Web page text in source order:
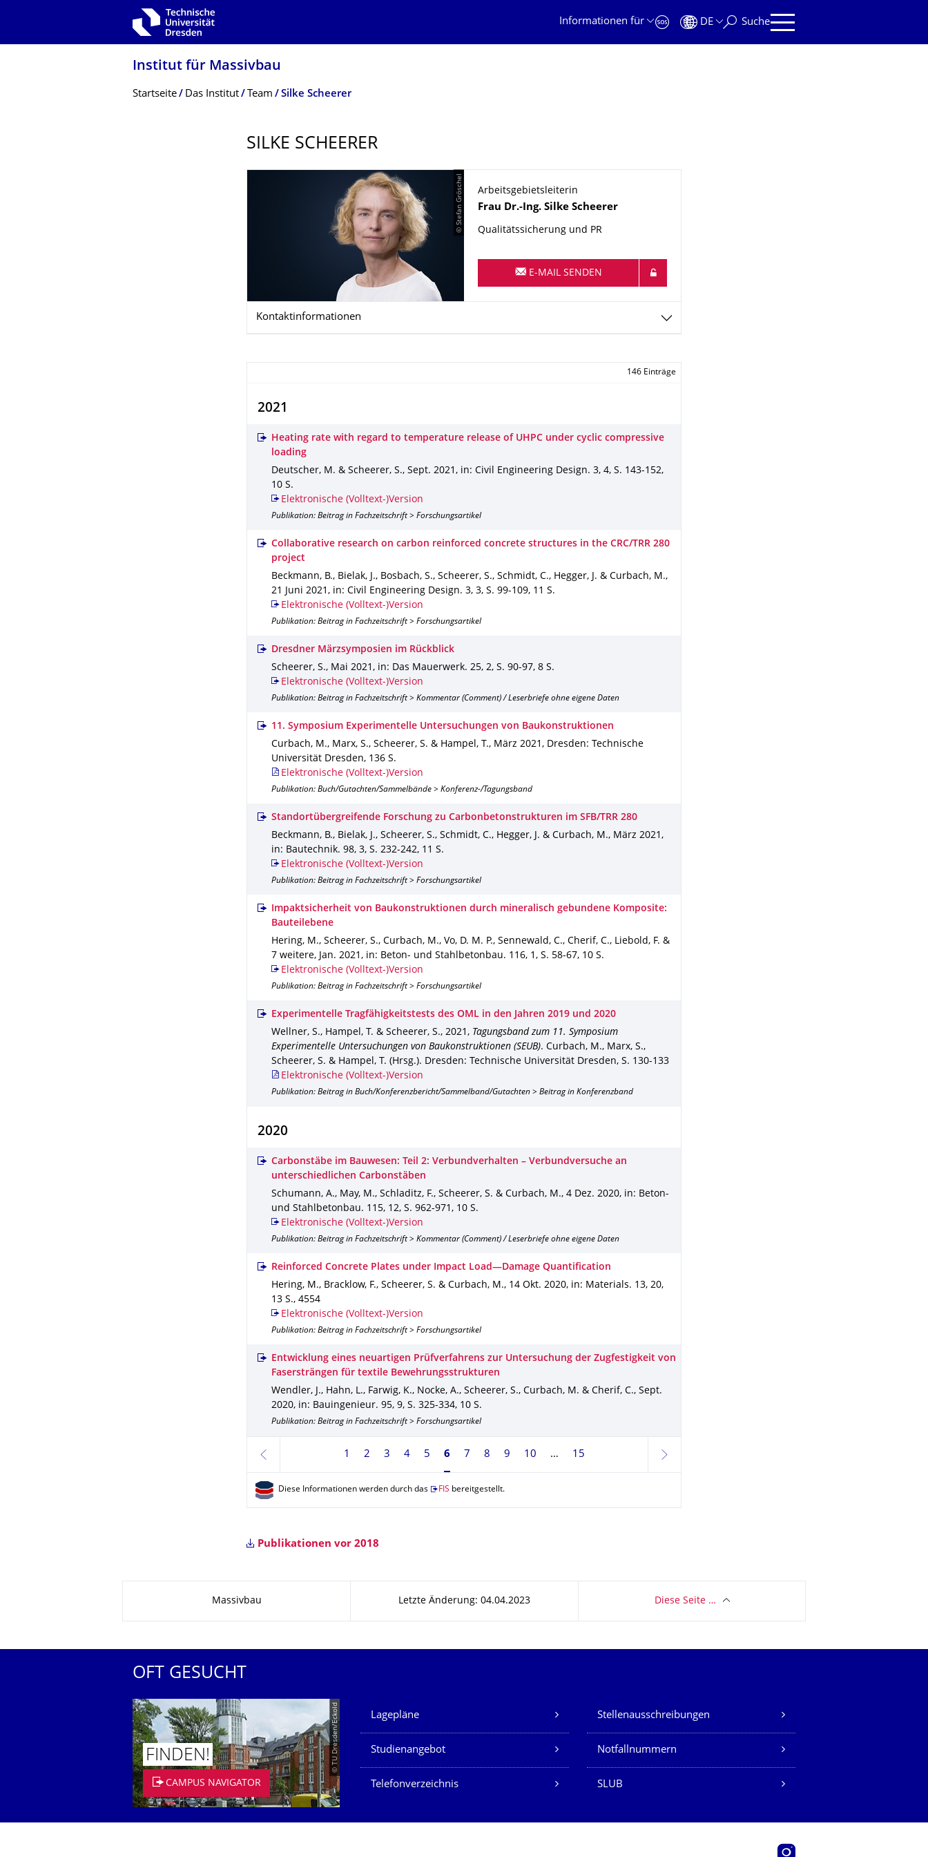
Zur Hauptnavigation springen
Informationen für
DE Suche
Institut für Massivbau
Breadcrumb-Menü
Startseite Das Institut Team Silke Scheerer
SILKE SCHEERER
© Stefan Gröschel
Arbeitsgebietsleiterin
Name
Frau Dr.-Ing. Silke Scheerer
Qualitätssicherung und PR
E-MAIL SENDEN
Kontaktinformationen
146 Einträge
2021
Heating rate with regard to temperature release of UHPC under cyclic compressive
loading
Deutscher, M. & Scheerer, S., Sept. 2021 , in: Civil Engineering Design. 3, 4, S. 143-152,
10 S.
Elektronische (Volltext-)Version
Publikation: Beitrag in Fachzeitschrift > Forschungsartikel
Collaborative research on carbon reinforced concrete structures in the CRC/TRR 280
project
Beckmann, B., Bielak, J., Bosbach, S., Scheerer, S., Schmidt, C., Hegger, J. & Curbach, M.,
21 Juni 2021 , in: Civil Engineering Design. 3, 3, S. 99-109, 11 S.
Elektronische (Volltext-)Version
Publikation: Beitrag in Fachzeitschrift > Forschungsartikel
Dresdner Märzsymposien im Rückblick
Scheerer, S., Mai 2021 , in: Das Mauerwerk. 25, 2, S. 90-97, 8 S.
Elektronische (Volltext-)Version
Publikation: Beitrag in Fachzeitschrift > Kommentar (Comment) / Leserbriefe ohne eigene Daten
11. Symposium Experimentelle Untersuchungen von Baukonstruktionen
Curbach, M., Marx, S., Scheerer, S. & Hampel, T., März 2021 , Dresden: Technische
Universität Dresden, 136 S.
Elektronische (Volltext-)Version
Publikation: Buch/Gutachten/Sammelbände > Konferenz-/Tagungsband
Standortübergreifende Forschung zu Carbonbetonstrukturen im SFB/TRR 280
Beckmann, B., Bielak, J., Scheerer, S., Schmidt, C., Hegger, J. & Curbach, M., März 2021 ,
in: Bautechnik. 98, 3, S. 232-242, 11 S.
Elektronische (Volltext-)Version
Publikation: Beitrag in Fachzeitschrift > Forschungsartikel
Impaktsicherheit von Baukonstruktionen durch mineralisch gebundene Komposite:
Bauteilebene
Hering, M., Scheerer, S., Curbach, M., Vo, D. M. P., Sennewald, C., Cherif, C., Liebold, F. &
7 weitere, Jan. 2021 , in: Beton- und Stahlbetonbau. 116, 1 , S. 58-67, 10 S.
Elektronische (Volltext-)Version
Publikation: Beitrag in Fachzeitschrift > Forschungsartikel
Experimentelle Tragfähigkeitstests des OML in den Jahren 2019 und 2020
Wellner, S., Hampel, T. & Scheerer, S., 2021 , Tagungsband zum 11. Symposium
Experimentelle Untersuchungen von Baukonstruktionen (SEUB). Curbach, M., Marx, S.,
Scheerer, S. & Hampel, T. (Hrsg.). Dresden: Technische Universität Dresden, S. 130-133
Elektronische (Volltext-)Version
Publikation: Beitrag in Buch/Konferenzbericht/Sammelband/Gutachten > Beitrag in Konferenzband
2020
Carbonstäbe im Bauwesen: Teil 2: Verbundverhalten – Verbundversuche an
unterschiedlichen Carbonstäben
Schumann, A., May, M., Schladitz, F., Scheerer, S. & Curbach, M., 4 Dez. 2020, in: Beton-
und Stahlbetonbau. 115, 12, S. 962-971 , 10 S.
Elektronische (Volltext-)Version
Publikation: Beitrag in Fachzeitschrift > Kommentar (Comment) / Leserbriefe ohne eigene Daten
Reinforced Concrete Plates under Impact Load—Damage Quantification
Hering, M., Bracklow, F., Scheerer, S. & Curbach, M., 14 Okt. 2020, in: Materials. 13, 20,
13 S., 4554
Elektronische (Volltext-)Version
Publikation: Beitrag in Fachzeitschrift > Forschungsartikel
Entwicklung eines neuartigen Prüfverfahrens zur Untersuchung der Zugfestigkeit von
Fasersträngen für textile Bewehrungsstrukturen
Wendler, J., Hahn, L., Farwig, K., Nocke, A., Scheerer, S., Curbach, M. & Cherif, C., Sept.
2020, in: Bauingenieur. 95, 9, S. 325-334, 10 S.
Publikation: Beitrag in Fachzeitschrift > Forschungsartikel
zurück
1 2 3 4 5 Seite 6, aktuell ausgewählt
6 7 8 9 10 15
weiter
Diese Informationen werden durch das FIS bereitgestellt.
Publikationen vor 2018
Massivbau Letzte Änderung: 04.04.2023 Diese Seite …
OFT GESUCHT
© TU Dresden/Eckold
FINDEN!
CAMPUS NAVIGATOR
Unsere Dienste
Lagepläne Stellenausschreibungen
Studienangebot Notfallnummern
Telefonverzeichnis SLUB
Instagram